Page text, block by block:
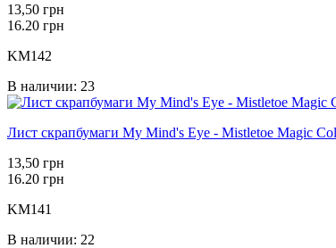
13,50 грн
16.20 грн
KM142
В наличии: 23
Лист скрапбумаги My Mind's Eye - Mistletoe Magic
13,50 грн
16.20 грн
KM141
В наличии: 22